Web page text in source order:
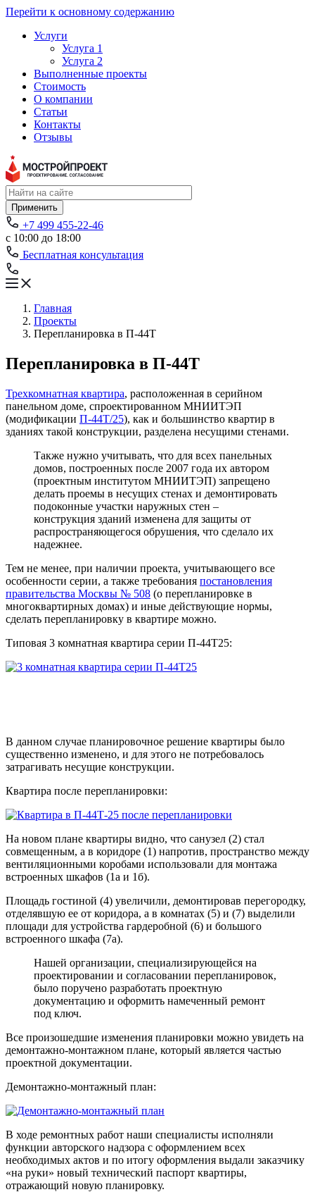
Перейти к основному содержанию
Услуги
Услуга 1
Услуга 2
Выполненные проекты
Стоимость
О компании
Статьи
Контакты
Отзывы
Применить
+7 499 455-22-46
с 10:00 до 18:00
Бесплатная консультация
Главная
Проекты
Перепланировка в П-44Т
Перепланировка в П-44Т
Трехкомнатная квартира, расположенная в серийном
панельном доме, спроектированном МНИИТЭП
(модификации П-44Т/25), как и большинство квартир в
зданиях такой конструкции, разделена несущими стенами.
Также нужно учитывать, что для всех панельных
домов, построенных после 2007 года их автором
(проектным институтом МНИИТЭП) запрещено
делать проемы в несущих стенах и демонтировать
подоконные участки наружных стен –
конструкция зданий изменена для защиты от
распространяющегося обрушения, что сделало их
надежнее.
Тем не менее, при наличии проекта, учитывающего все
особенности серии, а также требования постановления
правительства Москвы № 508 (о перепланировке в
многоквартирных домах) и иные действующие нормы,
сделать перепланировку в квартире можно.
Типовая 3 комнатная квартира серии П-44Т25:
В данном случае планировочное решение квартиры было
существенно изменено, и для этого не потребовалось
затрагивать несущие конструкции.
Квартира после перепланировки:
На новом плане квартиры видно, что санузел (2) стал
совмещенным, а в коридоре (1) напротив, пространство между
вентиляционными коробами использовали для монтажа
встроенных шкафов (1а и 1б).
Площадь гостиной (4) увеличили, демонтировав перегородку,
отделявшую ее от коридора, а в комнатах (5) и (7) выделили
площади для устройства гардеробной (6) и большого
встроенного шкафа (7а).
Нашей организации, специализирующейся на
проектировании и согласовании перепланировок,
было поручено разработать проектную
документацию и оформить намеченный ремонт
под ключ.
Все произошедшие изменения планировки можно увидеть на
демонтажно-монтажном плане, который является частью
проектной документации.
Демонтажно-монтажный план:
В ходе ремонтных работ наши специалисты исполняли
функции авторского надзора с оформлением всех
необходимых актов и по итогу оформления выдали заказчику
«на руки» новый технический паспорт квартиры,
отражающий новую планировку.